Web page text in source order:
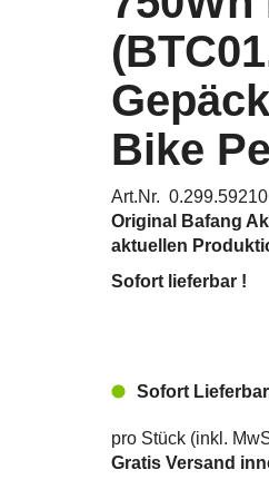
Bike
Art.Nr. 0.299.59210
Original Bafang
aktuellen
Sofort lieferbar !
Sofort
pro Stück (inkl.
Gratis Versand